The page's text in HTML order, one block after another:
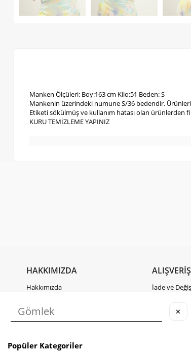
Manken Ölçüleri: Boy:163 cm Kilo:51 Beden: S
Mankenin üzerindeki numune S/36 bedendir.
Etiketi sökülmüş ve kullanım hatası olan ürünlerden
KURU TEMİZLEME YAPINIZ
HAKKIMIZDA
Hakkımızda
KVKK Hakkında Bilgilendirme
İletişim
Instagram
İade ve
Mesafeli
Kargo ve
✕
Popüler Kategoriler